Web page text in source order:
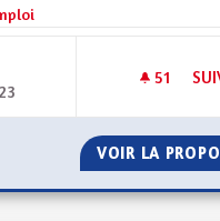
51 51
VOIR LA